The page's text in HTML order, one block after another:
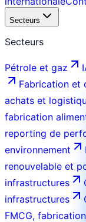
Secteurs
Secteurs
Pétrole et gaz
Fabrication et
achats et
fabrication
reporting de
environnement
renouvelable et
infrastructures
infrastructures
FMCG,